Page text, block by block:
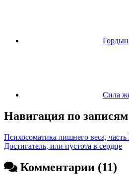
Сила
Навигация по записям
Психосоматика лишнего веса, часть
Достигатель, или пустота в сердце
Комментарии (11)